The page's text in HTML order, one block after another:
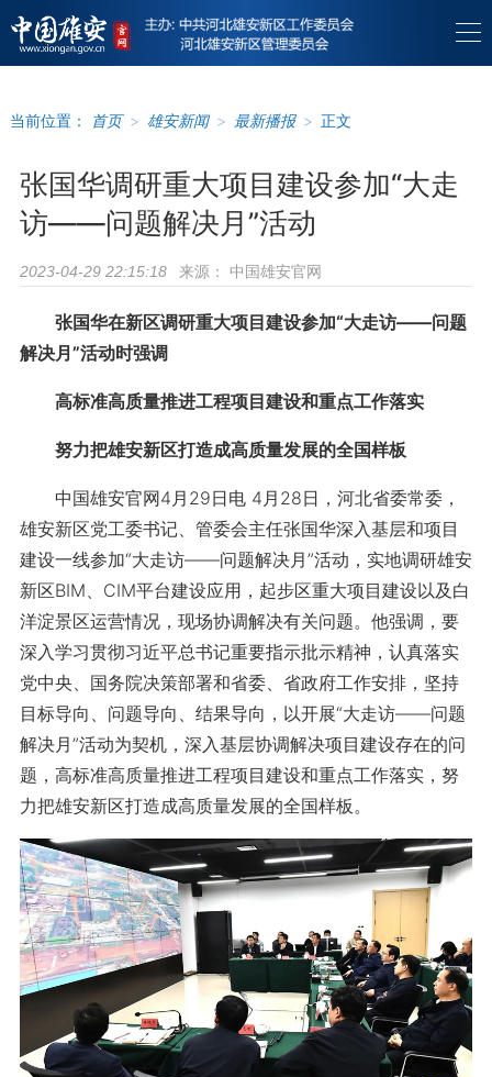
当前位置： 首页 > 雄安新闻 > 最新播报 > 正文
张国华调研重大项目建设参加“大走
访——问题解决月”活动
2023-04-29 22:15:18 来源： 中国雄安官网
张国华在新区调研重大项目建设参加“大走访——问题
解决月”活动时强调
高标准高质量推进工程项目建设和重点工作落实
努力把雄安新区打造成高质量发展的全国样板
中国雄安官网4月29日电 4月28日，河北省委常委，
雄安新区党工委书记、管委会主任张国华深入基层和项目
建设一线参加“大走访——问题解决月”活动，实地调研雄安
新区BIM、CIM平台建设应用，起步区重大项目建设以及白
洋淀景区运营情况，现场协调解决有关问题。他强调，要
深入学习贯彻习近平总书记重要指示批示精神，认真落实
党中央、国务院决策部署和省委、省政府工作安排，坚持
目标导向、问题导向、结果导向，以开展“大走访——问题
解决月”活动为契机，深入基层协调解决项目建设存在的问
题，高标准高质量推进工程项目建设和重点工作落实，努
力把雄安新区打造成高质量发展的全国样板。